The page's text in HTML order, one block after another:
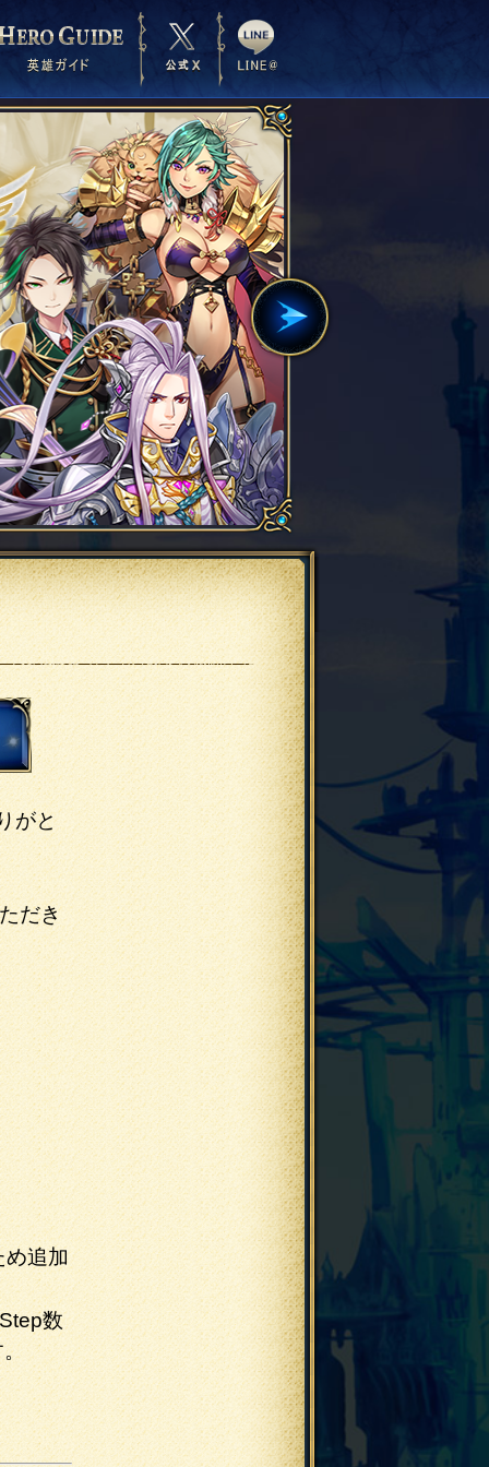
がと
だき
め追加
数